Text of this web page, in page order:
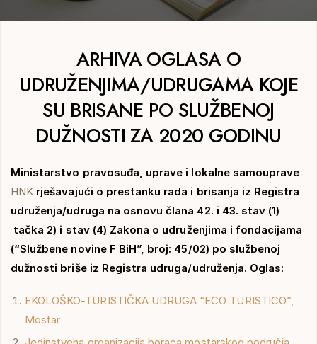
ARHIVA OGLASA O
UDRUŽENJIMA/UDRUGAMA KOJE
SU BRISANE PO SLUŽBENOJ
DUŽNOSTI ZA 2020 GODINU
Ministarstvo pravosuđa, uprave i lokalne samouprave
HNK rješavajući o prestanku rada i brisanja iz Registra
udruženja/udruga na osnovu člana 42. i 43. stav (1)
tačka 2) i stav (4) Zakona o udruženjima i fondacijama
(“Službene novine F BiH”, broj: 45/02) po službenoj
dužnosti briše iz Registra udruga/udruženja. Oglas:
EKOLOŠKO-TURISTIČKA UDRUGA “ECO TURISTICO”,
Mostar